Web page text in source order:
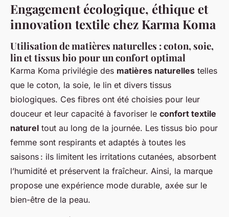
Engagement écologique, éthique et
innovation textile chez Karma Koma
Utilisation de matières naturelles : coton, soie,
lin et tissus bio pour un confort optimal
Karma Koma privilégie des matières naturelles telles
que le coton, la soie, le lin et divers tissus
biologiques. Ces fibres ont été choisies pour leur
douceur et leur capacité à favoriser le confort textile
naturel tout au long de la journée. Les tissus bio pour
femme sont respirants et adaptés à toutes les
saisons : ils limitent les irritations cutanées, absorbent
l’humidité et préservent la fraîcheur. Ainsi, la marque
propose une expérience mode durable, axée sur le
bien-être de la peau.